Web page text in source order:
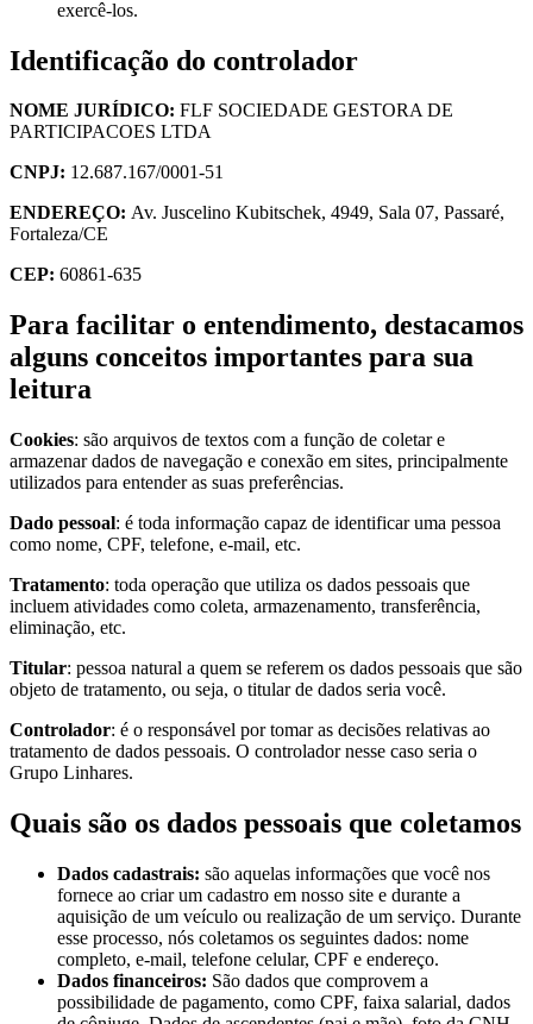
exercê-los.
Identificação do controlador
NOME JURÍDICO: FLF SOCIEDADE GESTORA DE
PARTICIPACOES LTDA
CNPJ: 12.687.167/0001-51
ENDEREÇO: Av. Juscelino Kubitschek, 4949, Sala 07, Passaré,
Fortaleza/CE
CEP: 60861-635
Para facilitar o entendimento, destacamos
alguns conceitos importantes para sua
leitura
Cookies: são arquivos de textos com a função de coletar e
armazenar dados de navegação e conexão em sites, principalmente
utilizados para entender as suas preferências.
Dado pessoal: é toda informação capaz de identificar uma pessoa
como nome, CPF, telefone, e-mail, etc.
Tratamento: toda operação que utiliza os dados pessoais que
incluem atividades como coleta, armazenamento, transferência,
eliminação, etc.
Titular: pessoa natural a quem se referem os dados pessoais que são
objeto de tratamento, ou seja, o titular de dados seria você.
Controlador: é o responsável por tomar as decisões relativas ao
tratamento de dados pessoais. O controlador nesse caso seria o
Grupo Linhares.
Quais são os dados pessoais que coletamos
Dados cadastrais: são aquelas informações que você nos
fornece ao criar um cadastro em nosso site e durante a
aquisição de um veículo ou realização de um serviço. Durante
esse processo, nós coletamos os seguintes dados: nome
completo, e-mail, telefone celular, CPF e endereço.
Dados financeiros: São dados que comprovem a
possibilidade de pagamento, como CPF, faixa salarial, dados